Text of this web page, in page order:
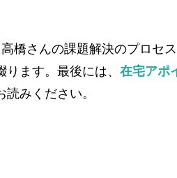
橋さんの課題解決のプロセ
ます。最後には、 在宅アポ
みください。